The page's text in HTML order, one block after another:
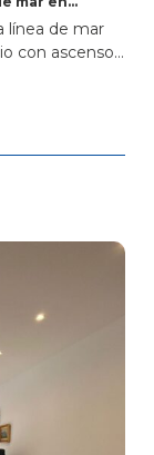
línea de mar
con ascensor,